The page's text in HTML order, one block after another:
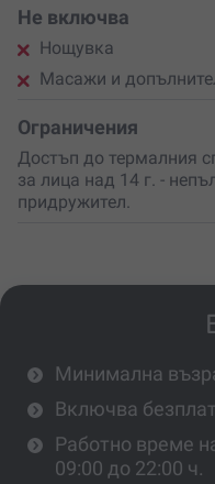
Не включва
Нощувка
Масажи и
Ограничения
Достъп до термалния
за лица над 14 г. -
придружител.
Минимална
Включва
Работно време
09:00 до 22:00 ч.